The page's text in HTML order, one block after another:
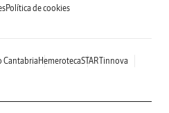
Política de cookies
CantabriaHemerotecaSTARTinnova